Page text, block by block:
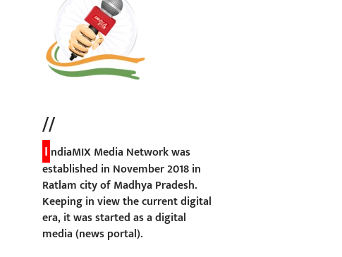
//
I ndiaMIX Media Network was
established in November 2018 in
Ratlam city of Madhya Pradesh.
Keeping in view the current digital
era, it was started as a digital
media (news portal).